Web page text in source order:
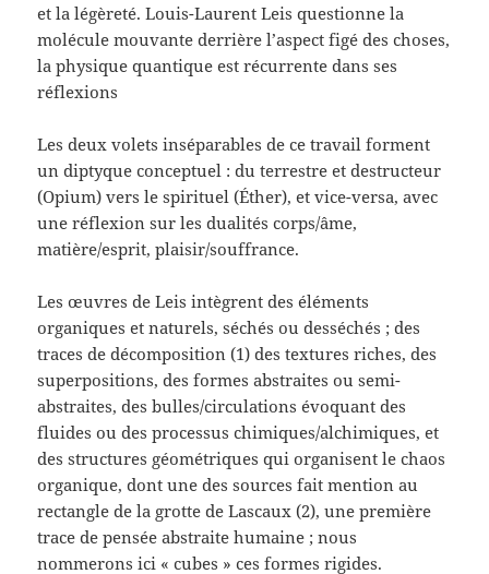
et la légèreté. Louis-Laurent Leis questionne la
molécule mouvante derrière l’aspect figé des choses,
la physique quantique est récurrente dans ses
réflexions
Les deux volets inséparables de ce travail forment
un diptyque conceptuel : du terrestre et destructeur
(Opium) vers le spirituel (Éther), et vice-versa, avec
une réflexion sur les dualités corps/âme,
matière/esprit, plaisir/souffrance.
Les œuvres de Leis intègrent des éléments
organiques et naturels, séchés ou desséchés ; des
traces de décomposition (1) des textures riches, des
superpositions, des formes abstraites ou semi-
abstraites, des bulles/circulations évoquant des
fluides ou des processus chimiques/alchimiques, et
des structures géométriques qui organisent le chaos
organique, dont une des sources fait mention au
rectangle de la grotte de Lascaux (2), une première
trace de pensée abstraite humaine ; nous
nommerons ici « cubes » ces formes rigides.